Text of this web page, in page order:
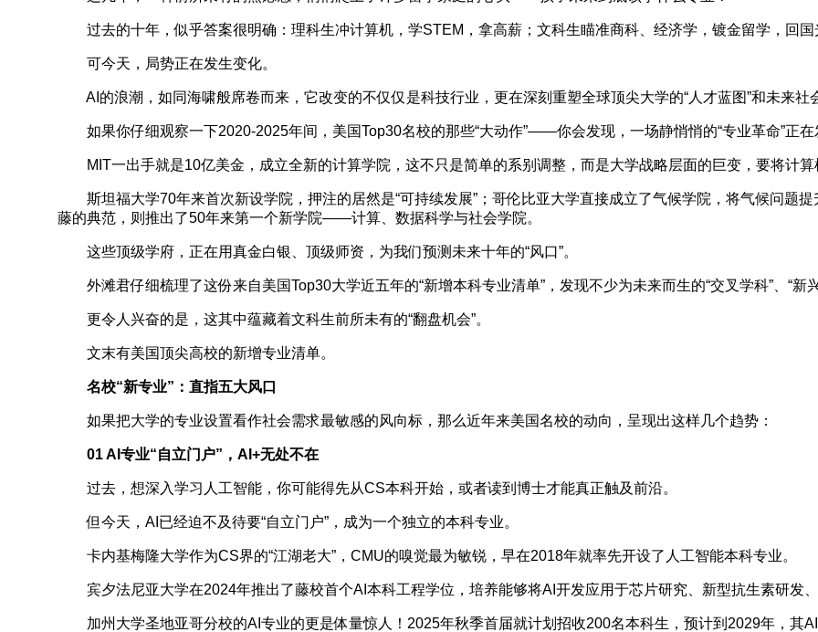
过去的十年，似乎答案很明确：理科生冲计算机，学STEM，拿高薪；文科生瞄准商科、经济学，镀金留学，回国
可今天，局势正在发生变化。
AI的浪潮，如同海啸般席卷而来，它改变的不仅仅是科技行业，更在深刻重塑全球顶尖大学的“人才蓝图”和未来社
如果你仔细观察一下2020-2025年间，美国Top30名校的那些“大动作”——你会发现，一场静悄悄的“专业革命”正在
MIT一出手就是10亿美金，成立全新的计算学院，这不只是简单的系别调整，而是大学战略层面的巨变，要将计算
斯坦福大学70年来首次新设学院，押注的居然是“可持续发展”；哥伦比亚大学直接成立了气候学院，将气候问题提
藤的典范，则推出了50年来第一个新学院——计算、数据科学与社会学院。
这些顶级学府，正在用真金白银、顶级师资，为我们预测未来十年的“风口”。
外滩君仔细梳理了这份来自美国Top30大学近五年的“新增本科专业清单”，发现不少为未来而生的“交叉学科”、“新
更令人兴奋的是，这其中蕴藏着文科生前所未有的“翻盘机会”。
文末有美国顶尖高校的新增专业清单。
名校“新专业”：直指五大风口
如果把大学的专业设置看作社会需求最敏感的风向标，那么近年来美国名校的动向，呈现出这样几个趋势：
01 AI专业“自立门户”，AI+无处不在
过去，想深入学习人工智能，你可能得先从CS本科开始，或者读到博士才能真正触及前沿。
但今天，AI已经迫不及待要“自立门户”，成为一个独立的本科专业。
卡内基梅隆大学作为CS界的“江湖老大”，CMU的嗅觉最为敏锐，早在2018年就率先开设了人工智能本科专业。
宾夕法尼亚大学在2024年推出了藤校首个AI本科工程学位，培养能够将AI开发应用于芯片研究、新型抗生素研发
加州大学圣地亚哥分校的AI专业的更是体量惊人！2025年秋季首届就计划招收200名本科生，预计到2029年，其